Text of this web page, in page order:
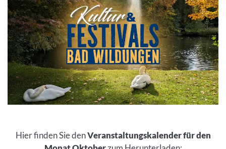
Hier finden Sie denVeranstaltungskalender für den